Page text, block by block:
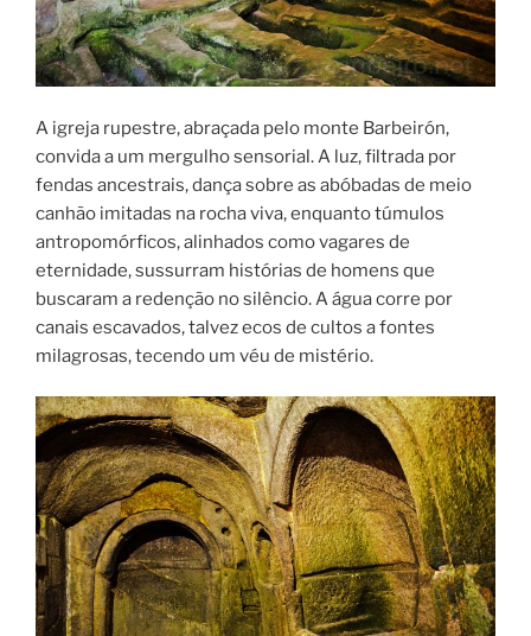
A igreja rupestre, abraçada pelo monte Barbeirón,
convida a um mergulho sensorial. A luz, filtrada por
fendas ancestrais, dança sobre as abóbadas de meio
canhão imitadas na rocha viva, enquanto túmulos
antropomórficos, alinhados como vagares de
eternidade, sussurram histórias de homens que
buscaram a redenção no silêncio. A água corre por
canais escavados, talvez ecos de cultos a fontes
milagrosas, tecendo um véu de mistério.